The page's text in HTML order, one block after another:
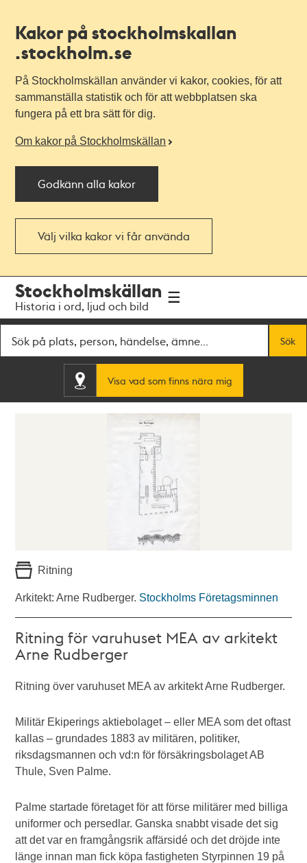
Kakor på stockholmskallan
.stockholm.se
På Stockholmskällan använder vi kakor, cookies, för att
sammanställa statistik och för att webbplatsen ska
fungera på ett bra sätt för dig.
Om kakor på Stockholmskällan
Godkänn alla kakor
Välj vilka kakor vi får använda
navigationen
huvudinnehållet
Stockholmskällan
Historia i ord, ljud och bild
Sök
Visa vad som finns nära mig
Ritning
Arkitekt: Arne Rudberger. Stockholms Företagsminnen
Ritning för varuhuset MEA av arkitekt
Arne Rudberger
Ritning över varuhuset MEA av arkitekt Arne Rudberger.
Militär Ekiperings aktiebolaget – eller MEA som det oftast
kallas – grundades 1883 av militären, politiker,
riksdagsmannen och vd:n för försäkringsbolaget AB
Thule, Sven Palme.
Palme startade företaget för att förse militärer med billiga
uniformer och persedlar. Ganska snabbt visade det sig
att det var en framgångsrik affärsidé och det dröjde inte
länge innan man fick köpa fastigheten Styrpinnen 19 på